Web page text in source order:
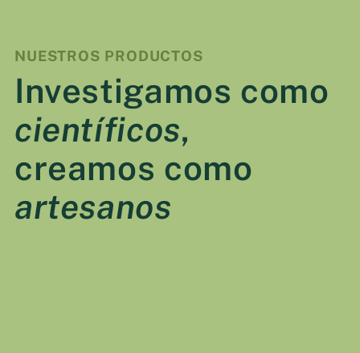
NUESTROS PRODUCTOS
Investigamos como
científicos,
creamos como
artesanos